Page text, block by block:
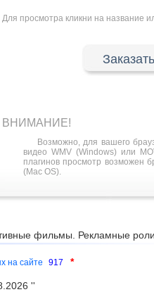
Для просмотра кликни на название
ВНИМАНИЕ!
Возможно, для вашего
видео WMV (Windows) или
плагинов просмотр возможен
(Mac OS).
фильмы. Рекламные
на сайте 917 *
''